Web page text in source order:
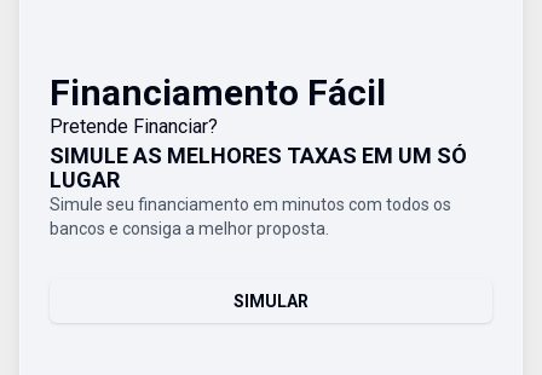
Financiamento Fácil
Pretende Financiar?
SIMULE AS MELHORES TAXAS EM UM SÓ
LUGAR
Simule seu financiamento em minutos com todos os
bancos e consiga a melhor proposta.
SIMULAR